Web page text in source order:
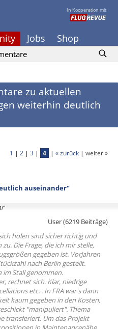
In Kooperation mit
Jobs Shop
zu aktuellen
weiterhin deutlich
1 | 2 | 3 | 4 | « zurück | weiter »
auseinander"
User (6219 Beiträge)
holen sind sicher richtig und
Die Frage, die ich mir stelle,
gegeben ist. VorJahren
nach Berlin gestellt.
im Stall genommen.
rechnet sich. Klar, niedrige
etc. . In FRA war's dann
kaum gegeben in den Kosten,
"manipuliert". Thema
transferiert. Um das Projekt